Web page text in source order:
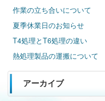
作業の立ち合いについて
夏季休業日のお知らせ
T4処理とT6処理の違い
熱処理製品の運搬について
アーカイブ